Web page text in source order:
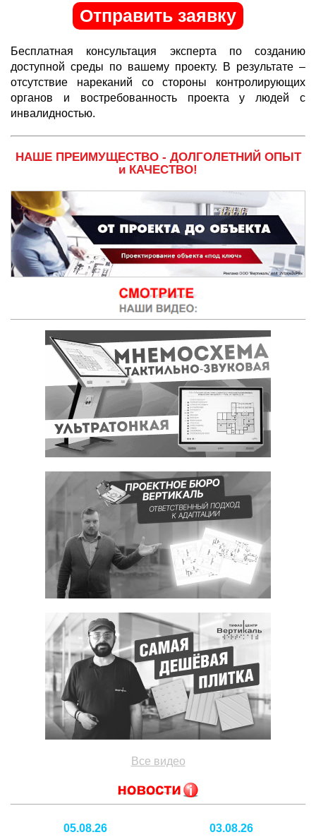
Отправить заявку
Бесплатная консультация эксперта по созданию
доступной среды по вашему проекту. В результате –
отсутствие нареканий со стороны контролирующих
органов и востребованность проекта у людей с
инвалидностью.
НАШЕ ПРЕИМУЩЕСТВО - ДОЛГОЛЕТНИЙ ОПЫТ
и КАЧЕСТВО!
Все видео
05.08.26 03.08.26